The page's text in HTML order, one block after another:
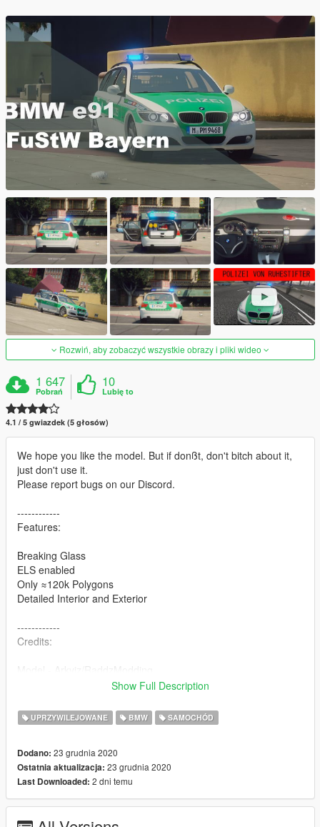
Rozwiń, aby zobaczyć wszystkie obrazy i pliki wideo
1 647
Pobrań
10
Lubię to
4.1 / 5 gwiazdek (5 głosów)
We hope you like the model. But if donßt, don't bitch about it,
just don't use it.
Please report bugs on our Discord.
------------
Features:
Breaking Glass
ELS enabled
Only ≈120k Polygons
Detailed Interior and Exterior
------------
Credits:
Lowered/models fixes - RaddzModding
RTK7: Polak101, 7BarGaming
Trunk equipment Models/Textures: SizzGamesMods - Iddo
Assembled: Bruce Wayne
Skin: Ruhestifter
If we forgot someone in the credits please message us and we
Show Full Description
UPRZYWILEJOWANE BMW SAMOCHÓD
Dodano: 23 grudnia 2020
Ostatnia aktualizacja: 23 grudnia 2020
Last Downloaded: 2 dni temu